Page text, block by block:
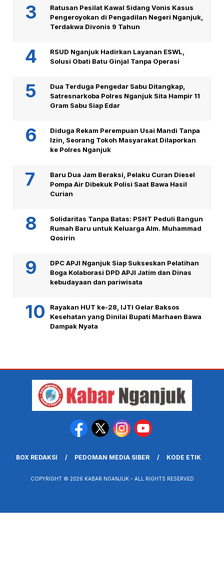
Ratusan Pesilat Kawal Sidang Vonis Kasus
Pengeroyokan di Pengadilan Negeri Nganjuk,
Terdakwa Divonis 9 Tahun
RSUD Nganjuk Hadirkan Layanan ESWL,
Solusi Obati Batu Ginjal Tanpa Operasi
Dua Terduga Pengedar Sabu Ditangkap,
Satresnarkoba Polres Nganjuk Sita Hampir 11
Gram Sabu Siap Edar
Diduga Rekam Perempuan Usai Mandi Tanpa
Izin, Seorang Tokoh Masyarakat Dilaporkan
ke Polres Nganjuk
Baru Dua Jam Beraksi, Pelaku Curan Diesel
Pompa Air Dibekuk Polisi Saat Bawa Hasil
Curian
Solidaritas Tanpa Batas: PSHT Peduli Bangun
Rumah Baru untuk Keluarga Alm. Muhammad
Qosirin
DPC APJI Nganjuk Siap Sukseskan Pelatihan
Boga Kolaborasi DPD APJI Jatim dan Dinas
kebudayaan dan pariwisata
Rayakan HUT ke-28, IJTI Gelar Baksos
Kesehatan yang Dinilai Bupati Marhaen Bawa
Dampak Nyata
BOX REDAKSI PEDOMAN MEDIA SIBER KODE ETIK
COPYRIGHT © 2026 KABAR NGANJUK - ALL RIGHTS RESERVED